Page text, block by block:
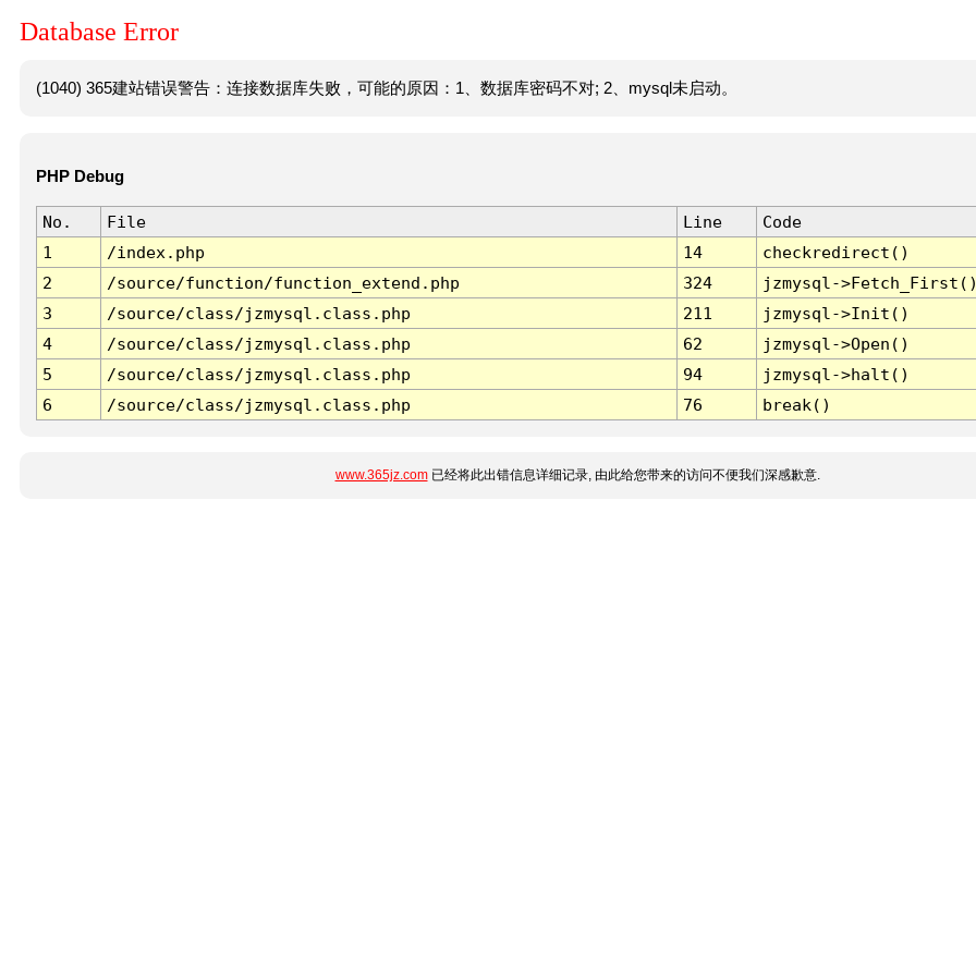
Database Error
(1040) 365建站错误警告：连接数据库失败，可能的原因：1、数据库密码不对; 2、mysql未启动。
PHP Debug
No. File Line
Code
1
/index.php 14
checkredirect()
2
/source/function/function_extend.php 324
jzmysql-
3
/source/class/jzmysql.class.php 211
jzmysql->Init()
4
/source/class/jzmysql.class.php 62
jzmysql->Open()
5
/source/class/jzmysql.class.php 94
jzmysql->halt()
6
/source/class/jzmysql.class.php 76 break()
www.365jz.com已经将此出错信息详细记录, 由此给您带来的访问不便我们深感歉意.